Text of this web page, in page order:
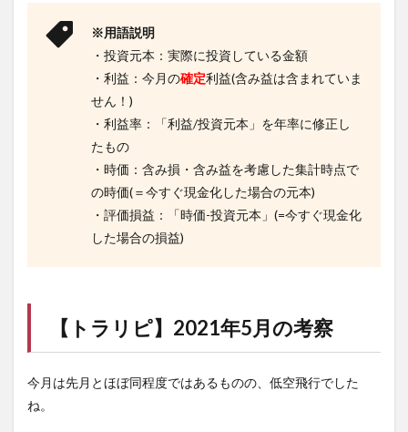
※用語説明
・投資元本：実際に投資している金額
・利益：今月の確定利益(含み益は含まれていま
せん！)
・利益率：「利益/投資元本」を年率に修正し
たもの
・時価：含み損・含み益を考慮した集計時点で
の時価(＝今すぐ現金化した場合の元本)
・評価損益：「時価-投資元本」(=今すぐ現金化
した場合の損益)
【 トラリピ】2021年5月の考察
今月は先月とほぼ同程度ではあるものの、低空飛行でした
ね。